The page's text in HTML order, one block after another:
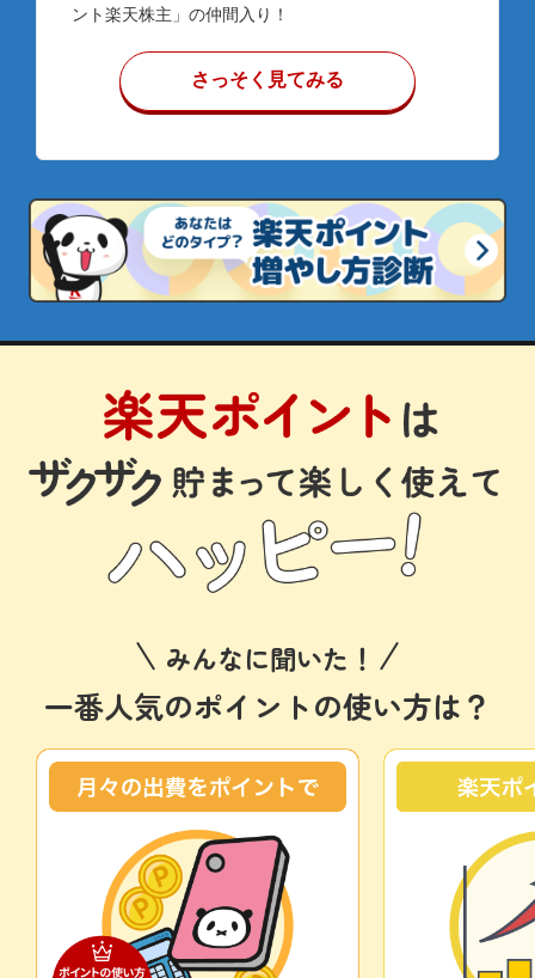
ント楽天株主」の仲間入り！
さっそく見てみる
みんなに聞いた！
一番人気のポイントの使い方は？